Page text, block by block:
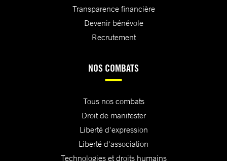
Transparence financière
Devenir bénévole
Recrutement
NOS COMBATS
Tous nos combats
Droit de manifester
Liberté d'expression
Liberté d'association
Technologies et droits humains